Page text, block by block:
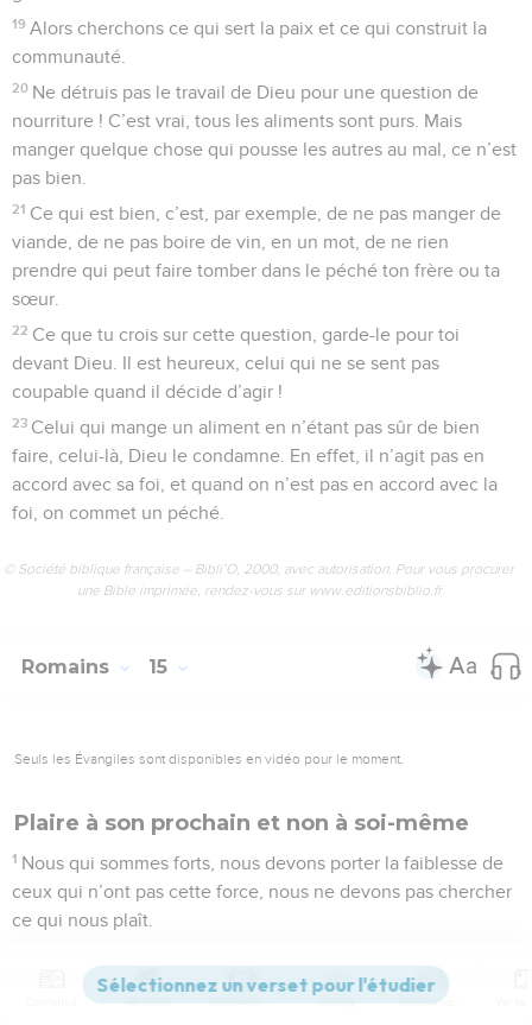
19 Alors cherchons ce qui sert la paix et ce qui construit la
communauté.
20 Ne détruis pas le travail de Dieu pour une question de
nourriture ! C’est vrai, tous les aliments sont purs. Mais
manger quelque chose qui pousse les autres au mal, ce n’est
pas bien.
21 Ce qui est bien, c’est, par exemple, de ne pas manger de
viande, de ne pas boire de vin, en un mot, de ne rien
prendre qui peut faire tomber dans le péché ton frère ou ta
sœur.
22 Ce que tu crois sur cette question, garde-le pour toi
devant Dieu. Il est heureux, celui qui ne se sent pas
coupable quand il décide d’agir !
23 Celui qui mange un aliment en n’étant pas sûr de bien
faire, celui-là, Dieu le condamne. En effet, il n’agit pas en
accord avec sa foi, et quand on n’est pas en accord avec la
foi, on commet un péché.
© Société biblique française – Bibli’O, 2000, avec autorisation. Pour vous procurer
une Bible imprimée, rendez-vous sur www.editionsbiblio.fr
Romains 15
Seuls les Évangiles sont disponibles en vidéo pour le moment.
Plaire à son prochain et non à soi-même
1 Nous qui sommes forts, nous devons porter la faiblesse de
ceux qui n’ont pas cette force, nous ne devons pas chercher
ce qui nous plaît.
bien, pour construire la communauté.
Versions Commentaires Strong